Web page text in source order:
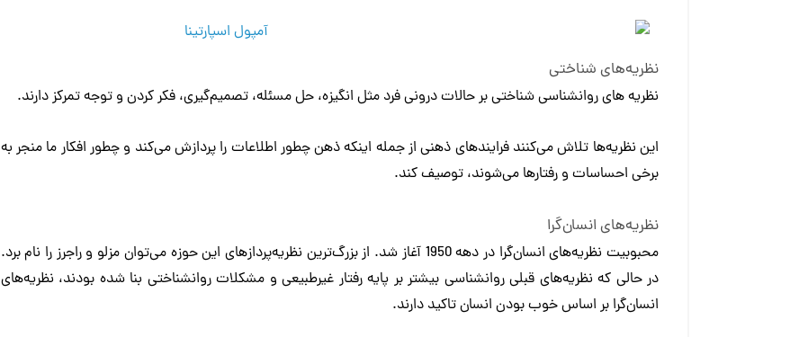
نظریه‌های شناختی
نظریه های روانشناسی شناختی بر حالات درونی فرد مثل انگیزه، حل مسئله، تصمیم‌گیری، فکر کردن و توجه تمرکز دارند.
این نظریه‌ها تلاش می‌کنند فرایندهای ذهنی از جمله اینکه ذهن چطور اطلاعات را پردازش می‌کند و چطور افکار ما منجر به
برخی احساسات و رفتارها می‌شوند، توصیف کند.
نظریه‌های انسان‌گرا
محبوبیت نظریه‌های انسان‌گرا در دهه 1950 آغاز شد. از بزرگ‌ترین نظریه‌پردازهای این حوزه می‌توان مزلو و راجرز را نام برد.
در حالی که نظریه‌های قبلی روانشناسی بیشتر بر پایه رفتار غیرطبیعی و مشکلات روانشناختی بنا شده بودند، نظریه‌های
انسان‌گرا بر اساس خوب بودن انسان تاکید دارند.